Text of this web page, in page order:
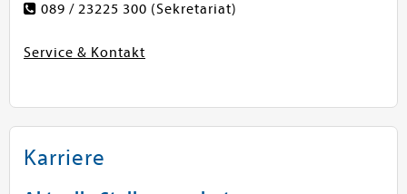
089 / 23225 300 (Sekretariat)
Service & Kontakt
Karriere